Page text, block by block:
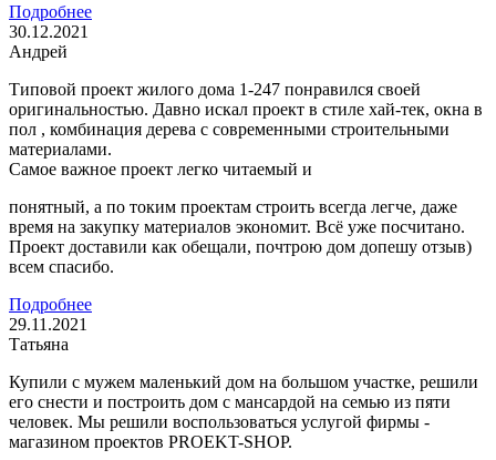
Подробнее
30.12.2021
Андрей
Типовой проект жилого дома 1-247 понравился своей
оригинальностью. Давно искал проект в стиле хай-тек, окна в
пол , комбинация дерева с современными строительными
материалами.
Самое важное проект легко читаемый и
понятный, а по токим проектам строить всегда легче, даже
время на закупку материалов экономит. Всё уже посчитано.
Проект доставили как обещали, почтрою дом допешу отзыв)
всем спасибо.
Подробнее
29.11.2021
Татьяна
Купили с мужем маленький дом на большом участке, решили
его снести и построить дом с мансардой на семью из пяти
человек. Мы решили воспользоваться услугой фирмы -
магазином проектов PROEKT-SHOP.